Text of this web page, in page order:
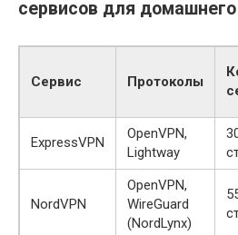
сервисов для
Сервис Протоколы
ExpressVPN
OpenVPN,
Lightway
NordVPN
OpenVPN,
WireGuard
(NordLynx)